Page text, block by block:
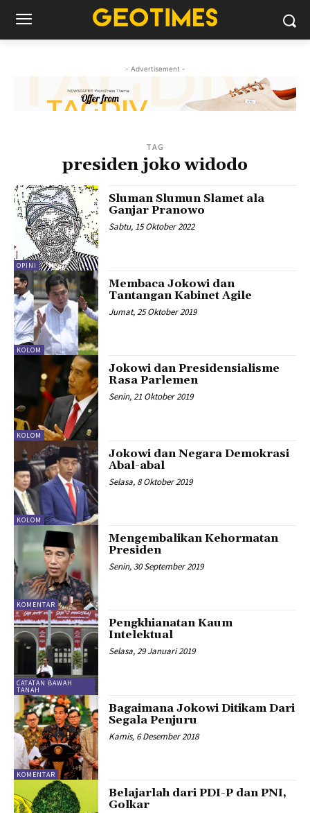
- Advertisement -
TAG
presiden joko widodo
OPINI
Sluman Slumun Slamet ala
Ganjar Pranowo
Sabtu, 15 Oktober 2022
KOLOM
Membaca Jokowi dan
Tantangan Kabinet Agile
Jumat, 25 Oktober 2019
KOLOM
Jokowi dan Presidensialisme
Rasa Parlemen
Senin, 21 Oktober 2019
KOLOM
Jokowi dan Negara Demokrasi
Abal-abal
Selasa, 8 Oktober 2019
KOMENTAR
Mengembalikan Kehormatan
Presiden
Senin, 30 September 2019
CATATAN BAWAH
TANAH
Pengkhianatan Kaum
Intelektual
Selasa, 29 Januari 2019
KOMENTAR
Bagaimana Jokowi Ditikam Dari
Segala Penjuru
Kamis, 6 Desember 2018
Belajarlah dari PDI-P dan PNI,
Golkar